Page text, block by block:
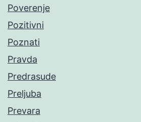
Poverenje
Pozitivni
Poznati
Pravda
Predrasude
Preljuba
Prevara